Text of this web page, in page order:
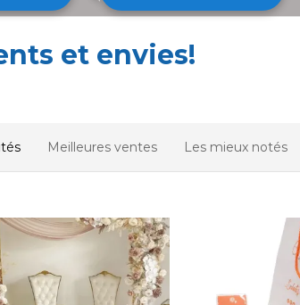
et envies!
Meilleures ventes Les mieux notés